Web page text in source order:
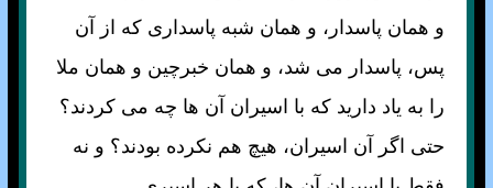
و همان پاسدار، و همان شبه پاسداری که از آن
پس، پاسدار می شد، و همان خبرچين و همان ملا
را به ياد داريد که با اسيران آن ها چه می کردند؟
حتی اگر آن اسيران، هيچ هم نکرده بودند؟ و نه